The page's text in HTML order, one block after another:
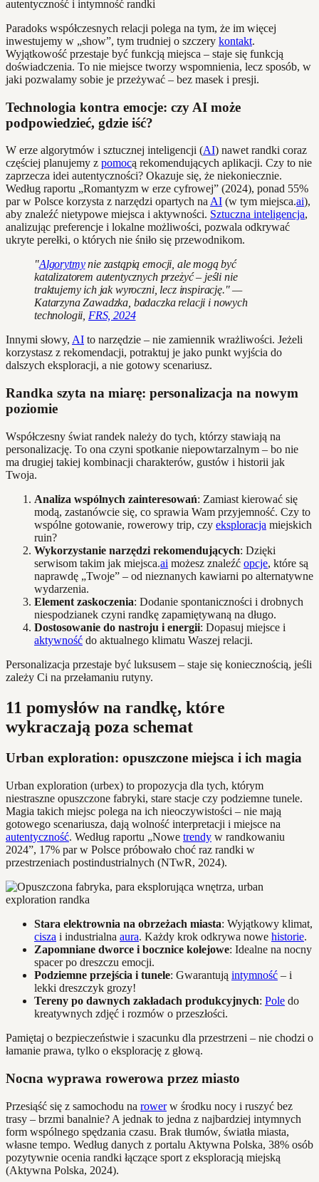
Paradoks współczesnych relacji polega na tym, że im więcej
inwestujemy w „show”, tym trudniej o szczery kontakt.
Wyjątkowość przestaje być funkcją miejsca – staje się funkcją
doświadczenia. To nie miejsce tworzy wspomnienia, lecz sposób, w
jaki pozwalamy sobie je przeżywać – bez masek i presji.
Technologia kontra emocje: czy AI może
podpowiedzieć, gdzie iść?
W erze algorytmów i sztucznej inteligencji (AI) nawet randki coraz
częściej planujemy z pomocą rekomendujących aplikacji. Czy to nie
zaprzecza idei autentyczności? Okazuje się, że niekoniecznie.
Według raportu „Romantyzm w erze cyfrowej” (2024), ponad 55%
par w Polsce korzysta z narzędzi opartych na AI (w tym miejsca.ai),
aby znaleźć nietypowe miejsca i aktywności. Sztuczna inteligencja,
analizując preferencje i lokalne możliwości, pozwala odkrywać
ukryte perełki, o których nie śniło się przewodnikom.
"Algorytmynie zastąpią emocji, ale mogą być
katalizatorem autentycznych przeżyć – jeśli nie
traktujemy ich jak wyroczni, lecz inspirację." —
Katarzyna Zawadzka, badaczka relacji i nowych
technologii, FRS, 2024
Innymi słowy, AI to narzędzie – nie zamiennik wrażliwości. Jeżeli
korzystasz z rekomendacji, potraktuj je jako punkt wyjścia do
dalszych eksploracji, a nie gotowy scenariusz.
Randka szyta na miarę: personalizacja na nowym
poziomie
Współczesny świat randek należy do tych, którzy stawiają na
personalizację. To ona czyni spotkanie niepowtarzalnym – bo nie
ma drugiej takiej kombinacji charakterów, gustów i historii jak
Twoja.
Analiza wspólnych zainteresowań: Zamiast kierować się
modą, zastanówcie się, co sprawia Wam przyjemność. Czy to
wspólne gotowanie, rowerowy trip, czy eksploracja miejskich
ruin?
Wykorzystanie narzędzi rekomendujących: Dzięki
serwisom takim jak miejsca.ai możesz znaleźć opcje, które są
naprawdę „Twoje” – od nieznanych kawiarni po alternatywne
wydarzenia.
Element zaskoczenia: Dodanie spontaniczności i drobnych
niespodzianek czyni randkę zapamiętywaną na długo.
Dostosowanie do nastroju i energii: Dopasuj miejsce i
aktywność do aktualnego klimatu Waszej relacji.
Personalizacja przestaje być luksusem – staje się koniecznością, jeśli
zależy Ci na przełamaniu rutyny.
11 pomysłów na randkę, które
wykraczają poza schemat
Urban exploration: opuszczone miejsca i ich magia
Urban exploration (urbex) to propozycja dla tych, którym
niestraszne opuszczone fabryki, stare stacje czy podziemne tunele.
Magia takich miejsc polega na ich nieoczywistości – nie mają
gotowego scenariusza, dają wolność interpretacji i miejsce na
autentyczność. Według raportu „Nowe trendy w randkowaniu
2024”, 17% par w Polsce próbowało choć raz randki w
przestrzeniach postindustrialnych (NTwR, 2024).
Stara elektrownia na obrzeżach miasta: Wyjątkowy klimat,
cisza i industrialna aura. Każdy krok odkrywa nowe historie.
Zapomniane dworce i bocznice kolejowe: Idealne na nocny
spacer po dreszczu emocji.
Podziemne przejścia i tunele: Gwarantują intymność – i
lekki dreszczyk grozy!
Tereny po dawnych zakładach produkcyjnych: Pole do
kreatywnych zdjęć i rozmów o przeszłości.
Pamiętaj o bezpieczeństwie i szacunku dla przestrzeni – nie chodzi o
łamanie prawa, tylko o eksplorację z głową.
Nocna wyprawa rowerowa przez miasto
Przesiąść się z samochodu na rowerw środku nocy i ruszyć bez
trasy – brzmi banalnie? A jednak to jedna z najbardziej intymnych
form wspólnego spędzania czasu. Brak tłumów, światła miasta,
własne tempo. Według danych z portalu Aktywna Polska, 38% osób
pozytywnie ocenia randki łączące sport z eksploracją miejską
(Aktywna Polska, 2024).